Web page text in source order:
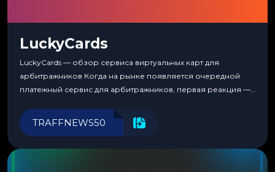
LuckyCards
LuckyCards — обзор сервиса виртуальных карт для
арбитражников Когда на рынке появляется очередной
платежный сервис для арбитражников, первая реакция —
перестаешь воспринимать всерьез любой новый продукт,
пока тот не докажет обратное делом. LuckyCards — история
TRAFFNEWS50